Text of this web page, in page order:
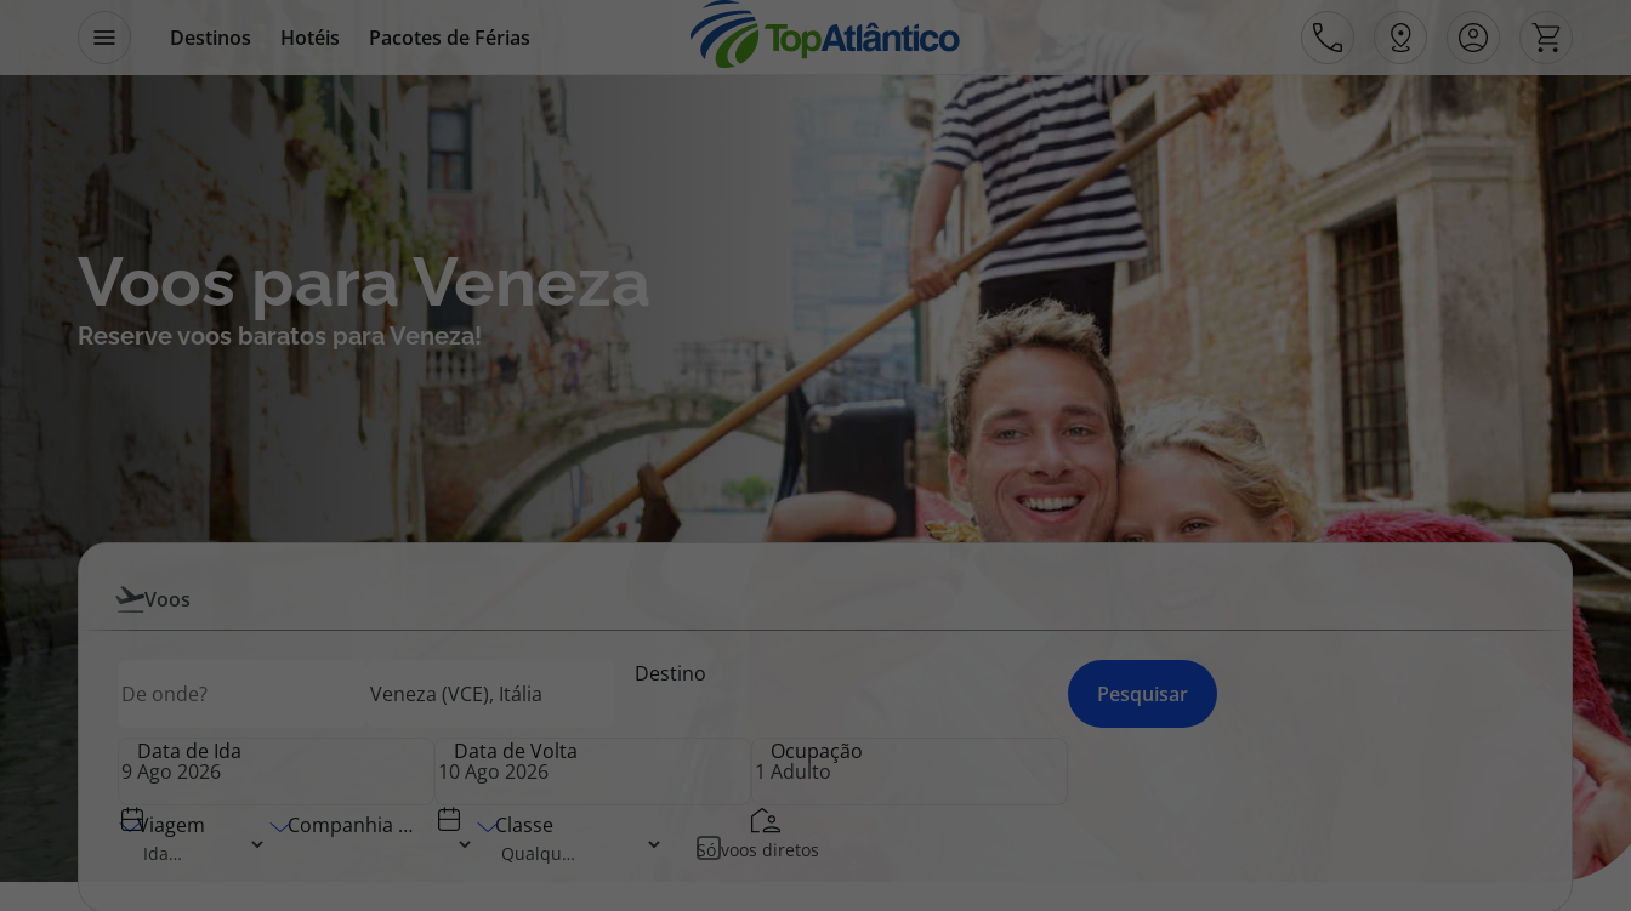
Destinos Hotéis
Pacotes de Férias
Promoções
Blog TopViagens
Destinos
Voos
Voos + Hotel
Pacotes de Férias
Disneyland ® Paris
Escapadinhas
Cruzeiros
Promoções
Especialistas
Blog TopViagens
Área de Cliente
Agências
Contactos
Apoio ao cliente em Portugal
Apoio ao cliente no Estrangeiro
facilidade na marcação das suas viagens, tem ainda ao seu
dispor o nosso call center a funcionar todos os dias úteis das
10:00 às 20:00 e Sábado das 10:00 às 14:00.
Voos para Veneza
Reserve voos baratos para Veneza!
Pesquisar
por
Voos
Voos
Destino
Data de Ida Data de Volta Ocupação
Viagem Companhia Aérea Classe
Só voos diretos
Pesquisar